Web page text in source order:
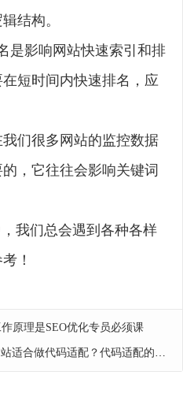
结构。
是影响网站快速索引和排
短时间内快速排名，应
们很多网站的监控数据
，它往往会影响关键词
我们总会遇到各种各样
！
原理是SEO优化专员必须课
做代码适配？代码适配的优点和缺点